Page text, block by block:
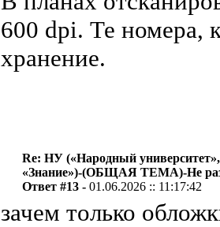
600 dpi. Те номера,
хранение.
Re: НУ («Народный университет»,
«Знание»)-(ОБЩАЯ ТЕМА)-Не
Ответ #13 -01.06.2026 :: 11:17:42
зачем только